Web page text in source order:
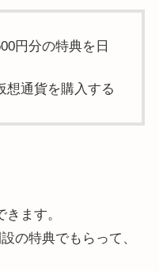
円分の特典を日
想通貨を購入する
ます。
の特典でもらって、